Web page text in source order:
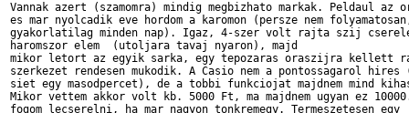
Vannak azert (szamomra) mindig megbizhato markak. Peldaul az
es mar nyolcadik eve hordom a karomon (persze nem
gyakorlatilag minden nap). Igaz, 4-szer volt rajta szij
haromszor elem  (utoljara tavaj nyaron), majd
mikor letort az egyik sarka, egy tepozaras oraszijra kellett
szerkezet rendesen mukodik. A Casio nem a pontossagarol hires
siet egy masodpercet), de a tobbi funkciojat majdnem mind
Mikor vettem akkor volt kb. 5000 Ft, ma majdnem ugyan ez
fogom lecserelni, ha mar nagyon tonkremegy. Termeszetesen egy